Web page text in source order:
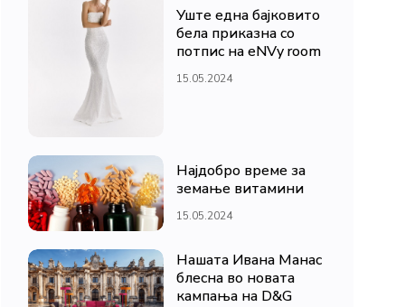
Уште една бајковито
бела приказна со
потпис на eNVy room
15.05.2024
Најдобро време за
земање витамини
15.05.2024
Нашата Ивана Манас
блесна во новата
кампања на D&G